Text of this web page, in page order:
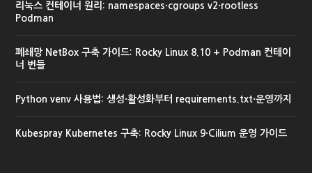
리눅스 컨테이너 원리: namespaces·cgroups v2·rootless
Podman
폐쇄망 NetBox 구축 가이드: Rocky Linux 8.10 + Podman 컨테이
너 번들
Python venv 사용법: 생성·활성화부터 requirements.txt·운영까지
Kubespray Kubernetes 구축: Rocky Linux 9·Cilium 운영 가이드